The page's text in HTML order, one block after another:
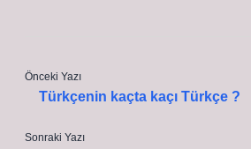
Önceki Yazı
Türkçenin kaçta kaçı Türkçe ?
Sonraki Yazı